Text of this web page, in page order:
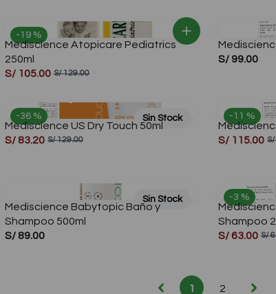
-19 %
Mediscience Atopicare Pediatrics
250ml
S/ 105.00 S/ 129.00
S/ 99.00
-36 % Sin Stock
Mediscience US Dry Touch 50ml
S/ 83.20 S/ 129.00
-11 %
S/ 115.00
Sin Stock
Mediscience Babytopic Baño y
Shampoo 500ml
S/ 89.00
-3 %
Shampoo
S/ 63.00 S/
1 2
🎁¡Regalos para ti!🎁
✨Solo online – T&C✨
Compra aquí